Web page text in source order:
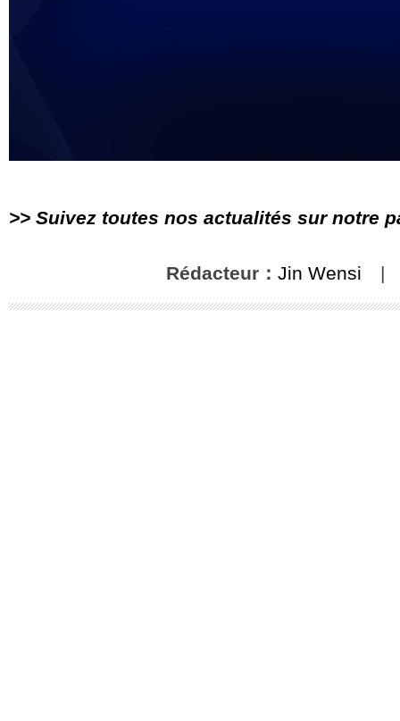
>> Suivez toutes nos actualités sur notre
Rédacteur： Jin Wensi